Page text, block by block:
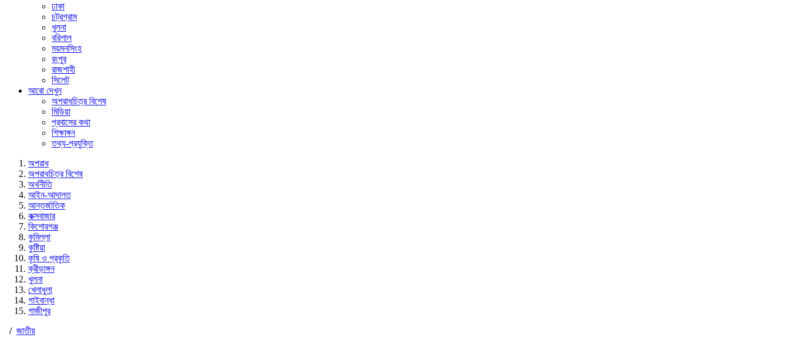
ঢাকা
চট্রগ্রাম
খুলনা
বরিশাল
ময়মনসিংহ
রংপুর
রাজশাহী
সিলেট
আরো দেখুন
অপরাধচিত্র বিশেষ
মিডিয়া
প্রবাসের কথা
শিক্ষাঙ্গন
তথ্য-প্রযুক্তি
অপরাধ
অপরাধচিত্র বিশেষ
অর্থনীতি
আইন-আদালত
আন্তর্জাতিক
কক্সবাজার
কিশোরগঞ্জ
কুমিল্লা
কুষ্টিয়া
কৃষি ও প্রকৃতি
ক্রীড়াঙ্গন
খুলনা
খেলাধুলা
গাইবান্ধা
গাজীপুর
/ জাতীয়